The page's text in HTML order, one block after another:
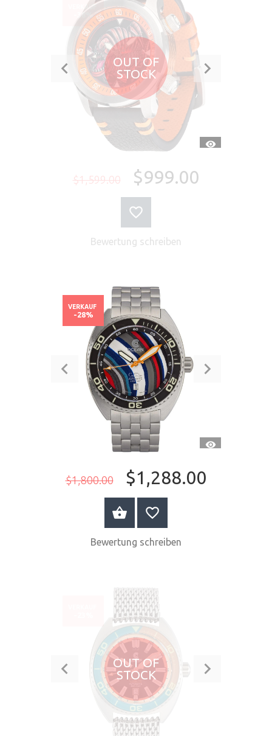
OUT OF
STOCK
$1,599.00 $999.00
VERKAUF
-38%
Bewertung schreiben
$1,800.00 $1,288.00
VERKAUF
-28%
JETZT KAUFEN
Bewertung schreiben
OUT OF
STOCK